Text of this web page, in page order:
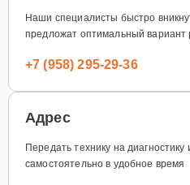
Наши специалисты быстро
предложат оптимальный вариант
+7 (958) 295-29-36
Адрес
Передать технику на
самостоятельно в удобное время